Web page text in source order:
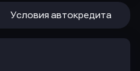
Условия автокредита